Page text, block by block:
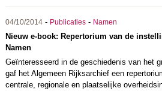
04/10/2014- Publicaties- Namen
Nieuw e-book: Repertorium van de
Namen
Geïnteresseerd in de geschiedenis van het
gaf het Algemeen Rijksarchief een
centrale, regionale en plaatselijke